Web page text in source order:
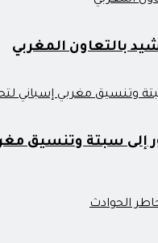
بالتعاون المغربي
إلى سبتة وتنسيق